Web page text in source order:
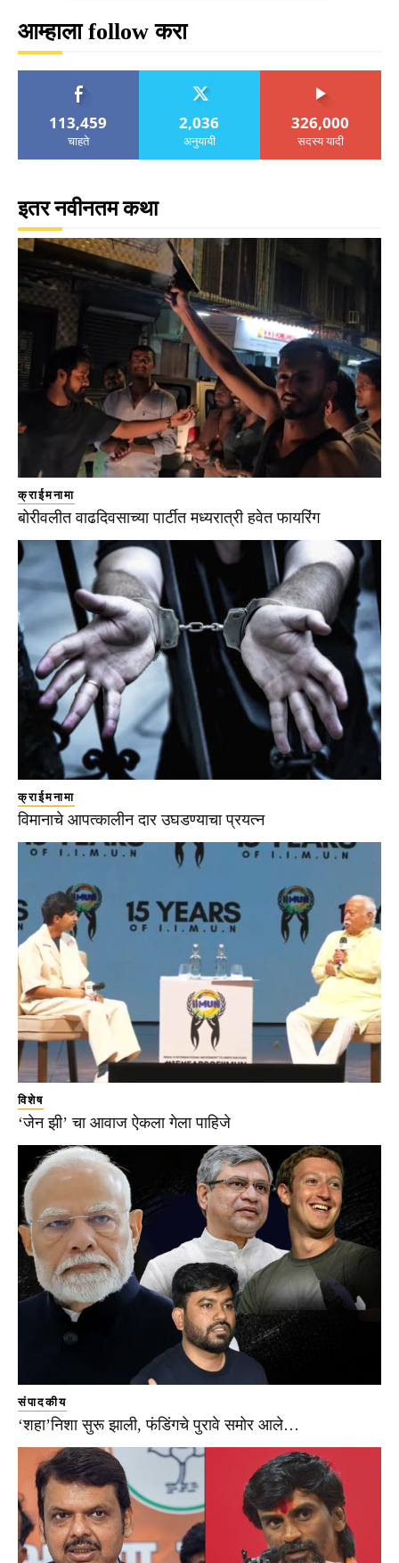
आम्हाला follow करा
113,459
चाहते
2,036
अनुयायी
326,000
सदस्य यादी
इतर नवीनतम कथा
क्राईमनामा
बोरीवलीत वाढदिवसाच्या पार्टीत मध्यरात्री हवेत फायरिंग
क्राईमनामा
विमानाचे आपत्कालीन दार उघडण्याचा प्रयत्न
विशेष
‘जेन झी’ चा आवाज ऐकला गेला पाहिजे
संपादकीय
‘शहा’निशा सुरू झाली, फंडिंगचे पुरावे समोर आले…